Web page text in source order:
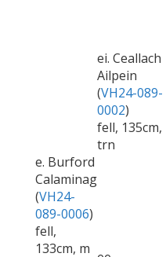
e. Burford
Calaminag
(VH24-
089-0006)
fell,
133cm, m
ei. Ceallach
Ailpein
(VH24-089-
0002)
fell, 135cm,
trn